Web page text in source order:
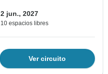
2 jun., 2027
10 espacios libres
Ver circuito